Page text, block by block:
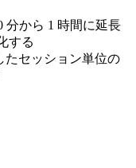
分から 1 時間に延長
する
たセッション単位の